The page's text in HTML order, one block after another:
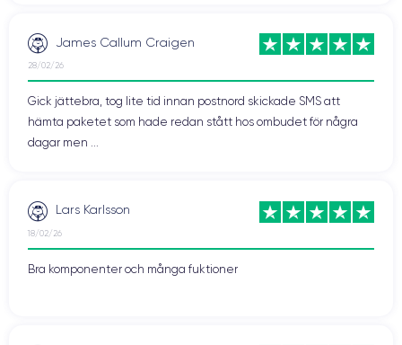
James Callum Craigen
28/02/26
Gick jättebra, tog lite tid innan postnord skickade SMS att
hämta paketet som hade redan stått hos ombudet för några
dagar men ...
Lars Karlsson
18/02/26
Bra komponenter och många fuktioner